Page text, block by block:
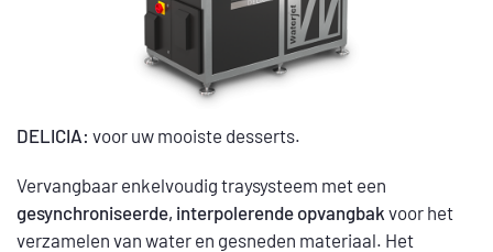
DELICIA: voor uw mooiste desserts.
Vervangbaar enkelvoudig traysysteem met een
gesynchroniseerde, interpolerende opvangbak voor het
verzamelen van water en gesneden materiaal. Het